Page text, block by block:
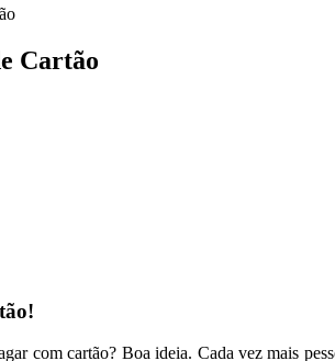
Cartão
com cartão? Boa ideia. Cada vez mais